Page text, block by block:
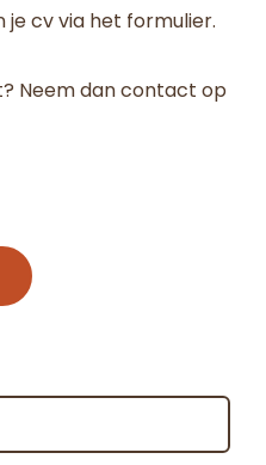
je cv via het formulier.
Neem dan contact op